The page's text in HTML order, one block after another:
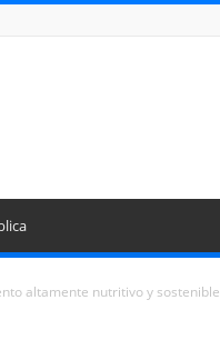
altamente nutritivo y sostenible